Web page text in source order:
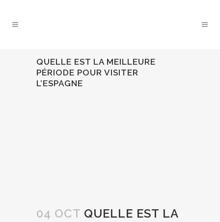
QUELLE EST LA MEILLEURE
PÉRIODE POUR VISITER
L’ESPAGNE
04 OCT QUELLE EST LA